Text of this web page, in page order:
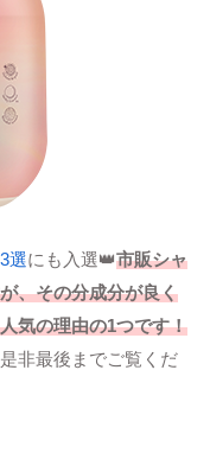
選にも入選👑市販シャ
、その分成分が良く
気の理由の1つです！
非最後までご覧くだ